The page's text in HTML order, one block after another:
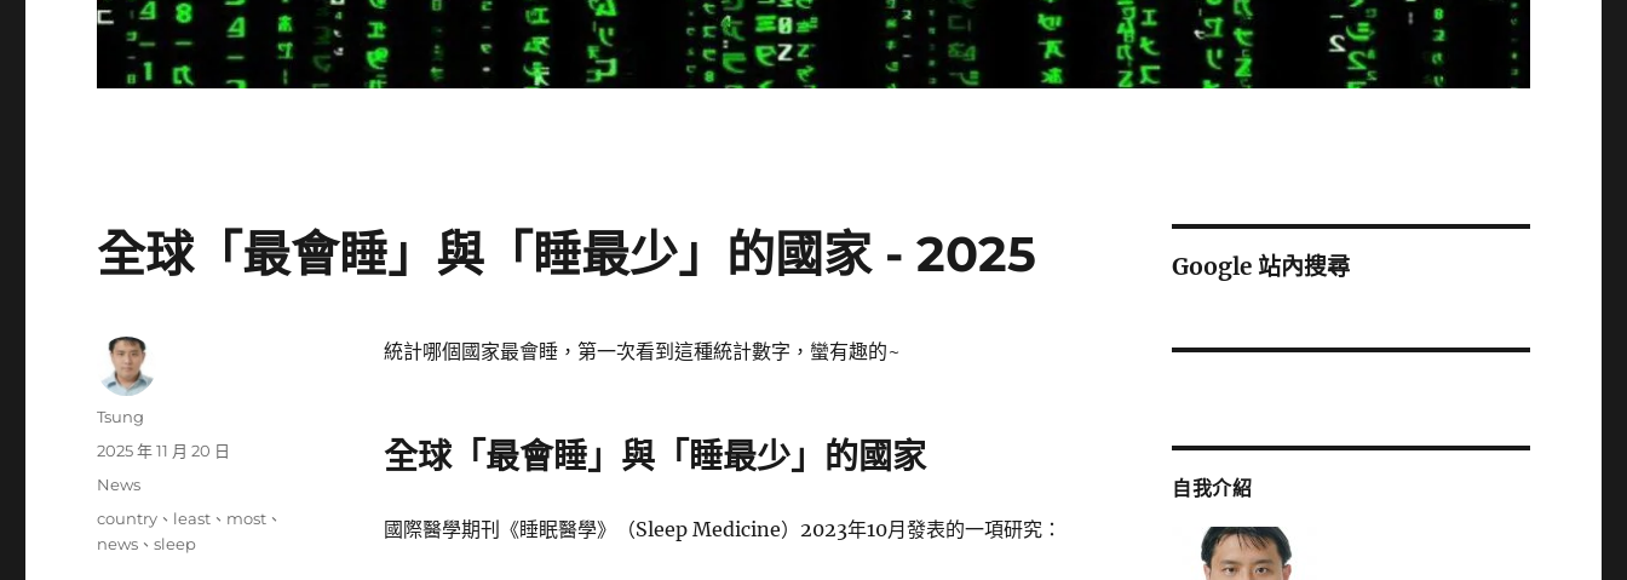
全球「最會睡」與「睡最少」的國家 - 2025
統計哪個國家最會睡，第一次看到這種統計數字，蠻有趣的~
全球「最會睡」與「睡最少」的國家
國際醫學期刊《睡眠醫學》（Sleep Medicine）2023年10月發表的一項研究：
作
Tsung
發
期:
2025 年 11 月 20 日
分
News
標
籤
country 、 least 、 most 、
news 、sleep
Google 站內搜尋
自我介紹